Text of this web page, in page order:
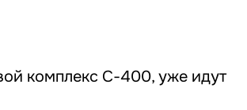
комплекс С-400, уже идут